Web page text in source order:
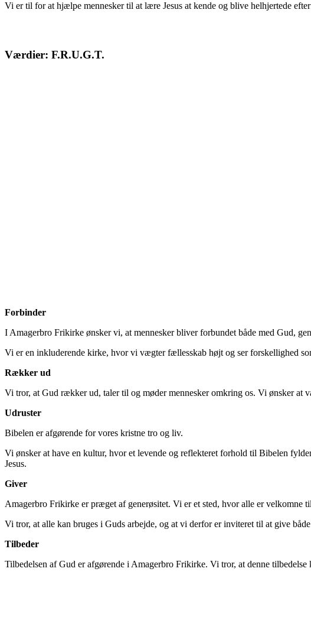
Vi er til for at hjælpe mennesker til at lære Jesus at kende og blive helhjertede
Værdier: F.R.U.G.T.
Forbinder
I Amagerbro Frikirke ønsker vi, at mennesker bliver forbundet både med Gud,
Vi er en inkluderende kirke, hvor vi vægter fællesskab højt og ser forskellighed
Rækker ud
Vi tror, at Gud rækker ud, taler til og møder mennesker omkring os. Vi ønsker at
Udruster
Bibelen er afgørende for vores kristne tro og liv.
Vi ønsker at have en kultur, hvor et levende og reflekteret forhold til Bibelen
Jesus.
Giver
Amagerbro Frikirke er præget af generøsitet. Vi er et sted, hvor alle er velkomne
Vi tror, at alle kan bruges i Guds arbejde, og at vi derfor er inviteret til at give
Tilbeder
Tilbedelsen af Gud er afgørende i Amagerbro Frikirke. Vi tror, at denne